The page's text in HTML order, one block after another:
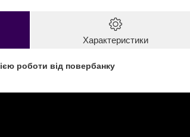
Характеристики
роботи від повербанку